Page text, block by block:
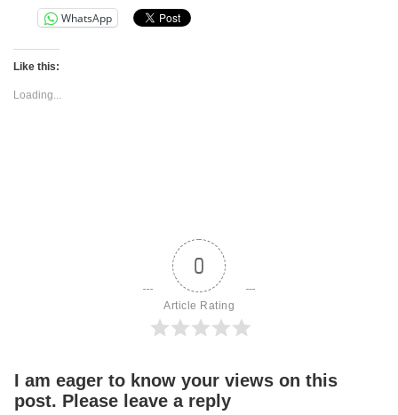
WhatsApp
Like this:
Loading...
0
Article Rating
I am eager to know your views on this
post. Please leave a reply